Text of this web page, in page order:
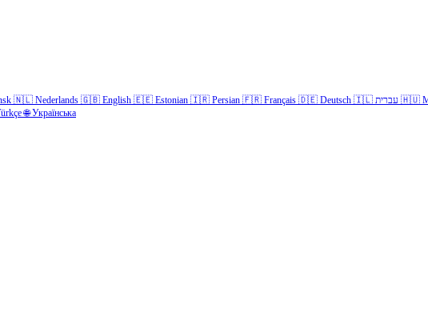
🇳🇱 Nederlands 🇬🇧 English 🇪🇪 Estonian 🇮🇷 Persian 🇫🇷 Français 🇩🇪 Deutsch 🇮🇱 עברית 🇭🇺
🌐 Українська